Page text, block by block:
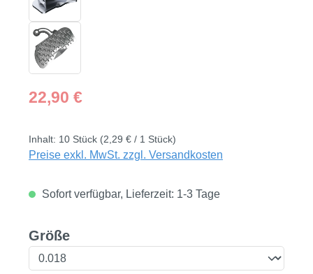
Regulärer Preis:
22,90 €
Inhalt: 10 Stück (2,29 € / 1 Stück)
Preise exkl. MwSt. zzgl. Versandkosten
Sofort verfügbar, Lieferzeit: 1-3 Tage
Größeauswählen